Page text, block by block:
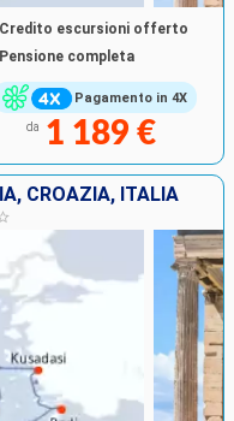
Pagamento in 4X
Credito escursioni offerto
Pensione completa
da 1 189 €
CROAZIA, ITALIA